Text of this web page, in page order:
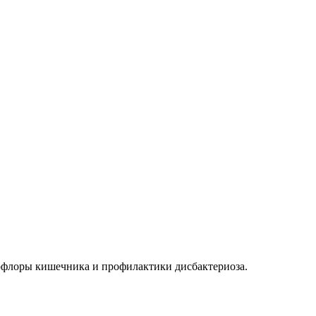
кишечника и профилактики дисбактериоза.